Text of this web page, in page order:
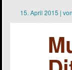
15. April 2015 | von